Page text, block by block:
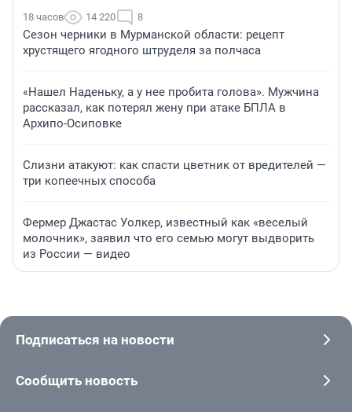
18 часов 14 220 8
Сезон черники в Мурманской области: рецепт
хрустящего ягодного штруделя за полчаса
«Нашел Наденьку, а у нее пробита голова». Мужчина
рассказал, как потерял жену при атаке БПЛА в
Архипо-Осиповке
Слизни атакуют: как спасти цветник от вредителей —
три копеечных способа
Фермер Джастас Уолкер, известный как «веселый
молочник», заявил что его семью могут выдворить
из России — видео
Подписаться на новости
Сообщить новость